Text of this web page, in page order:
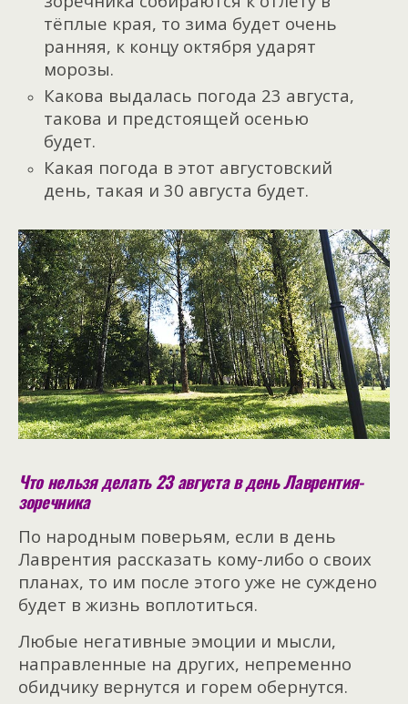
тёплые края, то зима будет очень
ранняя, к концу октября ударят
морозы.
Какова выдалась погода 23 августа,
такова и предстоящей осенью
будет.
Какая погода в этот августовский
день, такая и 30 августа будет.
Что нельзя делать 23 августа в день Лаврентия-
зоречника
По народным поверьям, если в день
Лаврентия рассказать кому-либо о своих
планах, то им после этого уже не суждено
будет в жизнь воплотиться.
Любые негативные эмоции и мысли,
направленные на других, непременно
обидчику вернутся и горем обернутся.